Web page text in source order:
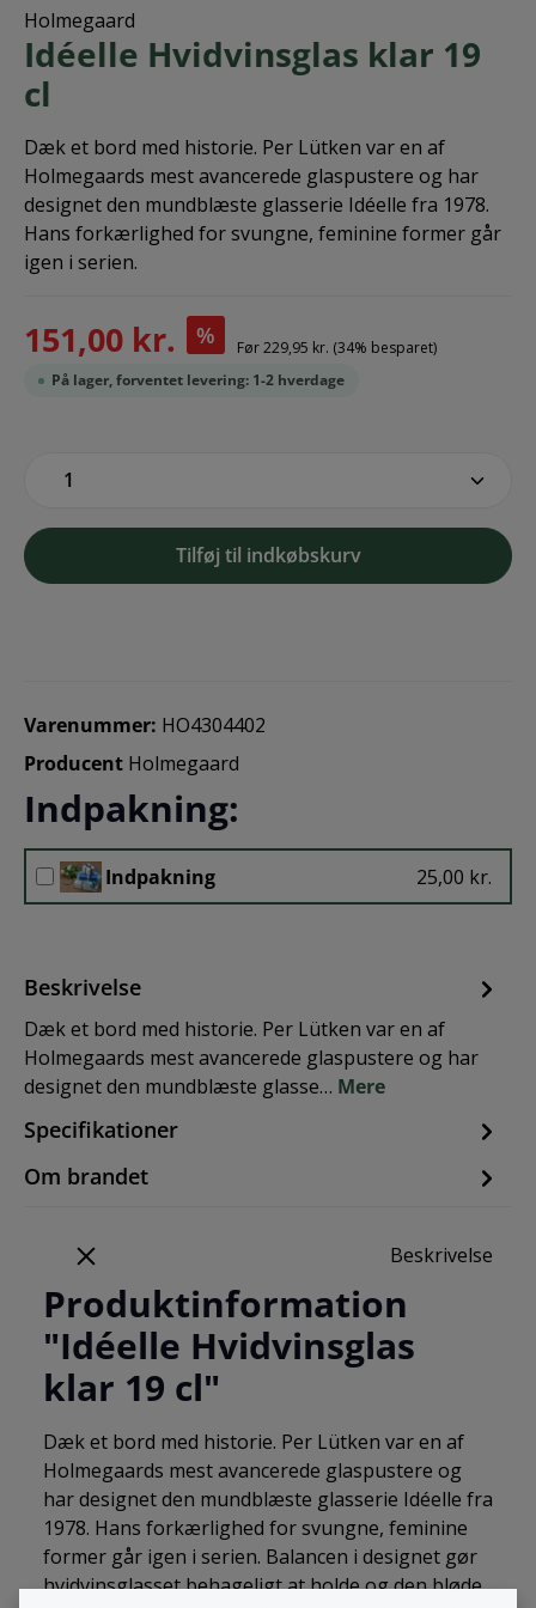
Holmegaard
Idéelle Hvidvinsglas klar 19
cl
Dæk et bord med historie. Per Lütken var en af
Holmegaards mest avancerede glaspustere og har
designet den mundblæste glasserie Idéelle fra 1978.
Hans forkærlighed for svungne, feminine former går
igen i serien.
151,00 kr. % Før229,95 kr. (34% besparet)
På lager, forventet levering: 1-2 hverdage
Tilføj til indkøbskurv
Varenummer: HO4304402
Producent Holmegaard
Indpakning:
Indpakning 25,00 kr.
Beskrivelse
Dæk et bord med historie. Per Lütken var en af
Holmegaards mest avancerede glaspustere og har
designet den mundblæste glasse… Mere
Specifikationer
Om brandet
Beskrivelse
Produktinformation
"Idéelle Hvidvinsglas
klar 19 cl"
Dæk et bord med historie. Per Lütken var en af
Holmegaards mest avancerede glaspustere og
har designet den mundblæste glasserie Idéelle fra
1978. Hans forkærlighed for svungne, feminine
former går igen i serien. Balancen i designet gør
hvidvinsglasset behageligt at holde og den bløde,